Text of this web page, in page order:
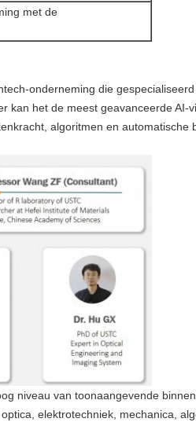
met de
onderneming die
kan het de meest geavanceerde
algoritmen en automatische
niveau van toonaangevende
elektrotechniek, mechanica,